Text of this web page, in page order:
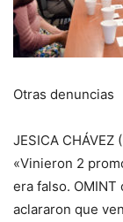
Otras denuncias
JESICA CHÁVEZ
«Vinieron 2
era falso.
aclararon que